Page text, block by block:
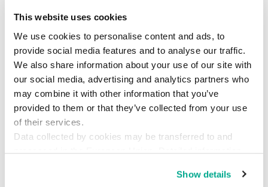
This website uses cookies
We use cookies to personalise content and ads, to
provide social media features and to analyse our traffic.
We also share information about your use of our site with
our social media, advertising and analytics partners who
may combine it with other information that you’ve
provided to them or that they’ve collected from your use
of their services.
Data collected by cookies may be transferred to and
processed in the European Union. Detailed information
Show details
頃ではBitcoin以外の仮想通貨（アルトコインと言
います）が100種類ほど流通しています。
時価総額（マイニング済みコインの総額）順の仮想通貨トッ
プ10。2017年7月1日現在。出典：coinmarketcap.com
アルトコインの開発者は、マイニングのコストが
高くならないことを望んでいます。高くなりすぎ
ると、参加しづらくなるためです。そのため、ブ
ロックの「美しさ」に関する要件を新たに考案す